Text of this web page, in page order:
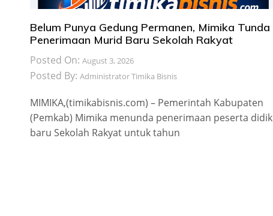
Belum Punya Gedung Permanen, Mimika Tunda
Penerimaan Murid Baru Sekolah Rakyat
Posted On: August 3, 2026
Posted By: Administrator Timika Bisnis
MIMIKA,(timikabisnis.com) – Pemerintah Kabupaten
(Pemkab) Mimika menunda penerimaan peserta didik
baru Sekolah Rakyat untuk tahun